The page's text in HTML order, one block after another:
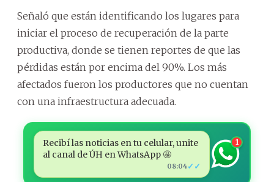
Señaló que están identificando los lugares para
iniciar el proceso de recuperación de la parte
productiva, donde se tienen reportes de que las
pérdidas están por encima del 90%. Los más
afectados fueron los productores que no cuentan
con una infraestructura adecuada.
Recibí las noticias en tu celular, unite
al canal de ÚH en WhatsApp 🤩
08:04✓✓
1